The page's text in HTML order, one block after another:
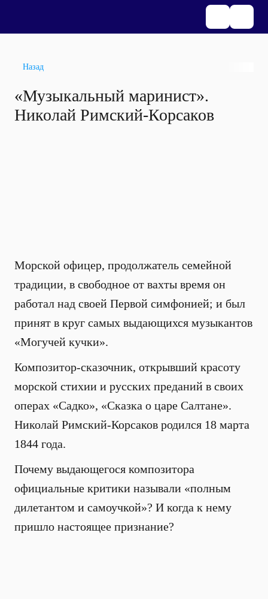
Назад
«Музыкальный маринист».
Николай Римский-Корсаков
Морской офицер, продолжатель семейной
традиции, в свободное от вахты время он
работал над своей Первой симфонией; и был
принят в круг самых выдающихся музыкантов
«Могучей кучки».
Композитор-сказочник, открывший красоту
морской стихии и русских преданий в своих
операх «Садко», «Сказка о царе Салтане».
Николай Римский-Корсаков родился 18 марта
1844 года.
Почему выдающегося композитора
официальные критики называли «полным
дилетантом и самоучкой»? И когда к нему
пришло настоящее признание?